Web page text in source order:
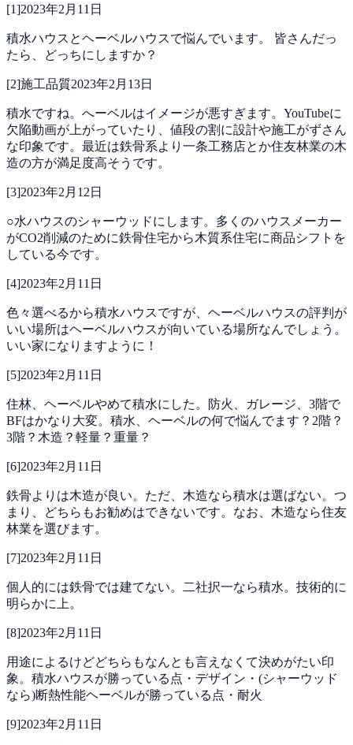
[1]2023年2月11日
積水ハウスとヘーベルハウスで悩んでいます。 皆さんだっ
たら、どっちにしますか？
[2]施工品質2023年2月13日
積水ですね。へーベルはイメージが悪すぎます。YouTubeに
欠陥動画が上がっていたり、値段の割に設計や施工がずさん
な印象です。最近は鉄骨系より一条工務店とか住友林業の木
造の方が満足度高そうです。
[3]2023年2月12日
○水ハウスのシャーウッドにします。多くのハウスメーカー
がCO2削減のために鉄骨住宅から木質系住宅に商品シフトを
している今です。
[4]2023年2月11日
色々選べるから積水ハウスですが、ヘーベルハウスの評判が
いい場所はヘーベルハウスが向いている場所なんでしょう。
いい家になりますように！
[5]2023年2月11日
住林、ヘーベルやめて積水にした。防火、ガレージ、3階で
BFはかなり大変。積水、ヘーベルの何で悩んでます？2階？
3階？木造？軽量？重量？
[6]2023年2月11日
鉄骨よりは木造が良い。ただ、木造なら積水は選ばない。つ
まり、どちらもお勧めはできないです。なお、木造なら住友
林業を選びます。
[7]2023年2月11日
個人的には鉄骨では建てない。二社択一なら積水。技術的に
明らかに上。
[8]2023年2月11日
用途によるけどどちらもなんとも言えなくて決めがたい印
象。積水ハウスが勝っている点・デザイン・(シャーウッド
なら)断熱性能ヘーベルが勝っている点・耐火
[9]2023年2月11日